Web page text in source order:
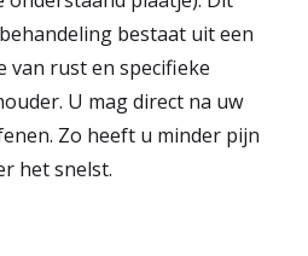
bestaat uit een
van rust en specifieke
U mag direct na uw
Zo heeft u minder pijn
het snelst.